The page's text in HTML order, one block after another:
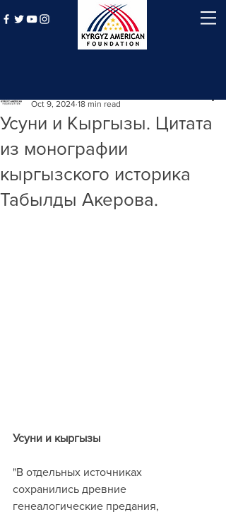
Усуни и Кыргызы. Цитата
из монографии
кыргызского историка
Табылды Акерова.
Oct 9, 2024 18 min read
Усуни и кыргызы
"В отдельных источниках
сохранились древние
генеалогические предания,